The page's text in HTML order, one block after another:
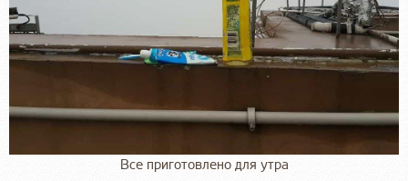
Все приготовлено для утра